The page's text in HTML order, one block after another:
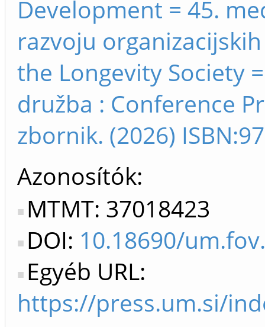
Development = 45.
razvoju
the Longevity Society
družba : Conference
zbornik. (2026)
Azonosítók
MTMT: 37018423
DOI: 10.18690/
Egyéb URL:
https://press.um.si/